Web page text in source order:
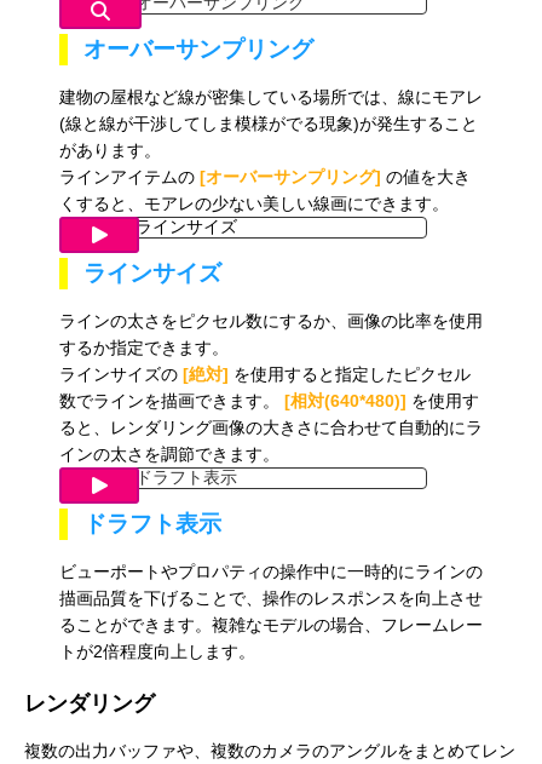
オーバーサンプリング
建物の屋根など線が密集している場所では、線にモアレ
(線と線が干渉してしま模様がでる現象)が発生すること
があります。
ラインアイテムの[オーバーサンプリング] の値を大き
くすると、モアレの少ない美しい線画にできます。
ラインサイズ
ラインの太さをピクセル数にするか、画像の比率を使用
するか指定できます。
ラインサイズの[絶対] を使用すると指定したピクセル
数でラインを描画できます。
[相対(640*480)] を使用す
ると、レンダリング画像の大きさに合わせて自動的にラ
インの太さを調節できます。
ドラフト表示
ビューポートやプロパティの操作中に一時的にラインの
描画品質を下げることで、操作のレスポンスを向上させ
ることができます。複雑なモデルの場合、フレームレー
トが2倍程度向上します。
レンダリング
複数の出力バッファや、複数のカメラのアングルをまとめてレン